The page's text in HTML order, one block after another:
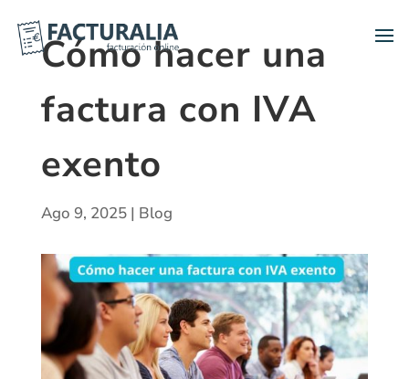
Cómo hacer una
factura con IVA
exento
Ago 9, 2025| Blog